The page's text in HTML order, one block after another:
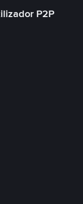
P2P